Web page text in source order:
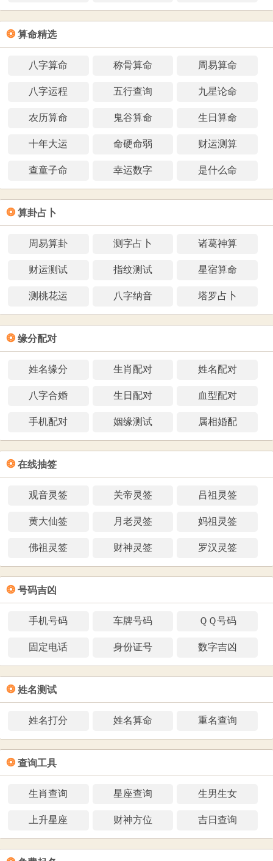
❂ 算命精选
八字算命 称骨算命 周易算命
八字运程 五行查询 九星论命
农历算命 鬼谷算命 生日算命
十年大运 命硬命弱 财运测算
查童子命 幸运数字 是什么命
❂ 算卦占卜
周易算卦 测字占卜 诸葛神算
财运测试 指纹测试 星宿算命
测桃花运 八字纳音 塔罗占卜
❂ 缘分配对
姓名缘分 生肖配对 姓名配对
八字合婚 生日配对 血型配对
手机配对 姻缘测试 属相婚配
❂ 在线抽签
观音灵签 关帝灵签 吕祖灵签
黄大仙签 月老灵签 妈祖灵签
佛祖灵签 财神灵签 罗汉灵签
❂ 号码吉凶
手机号码 车牌号码 ＱＱ号码
固定电话 身份证号 数字吉凶
❂ 姓名测试
姓名打分 姓名算命 重名查询
❂ 查询工具
生肖查询 星座查询 生男生女
上升星座 财神方位 吉日查询